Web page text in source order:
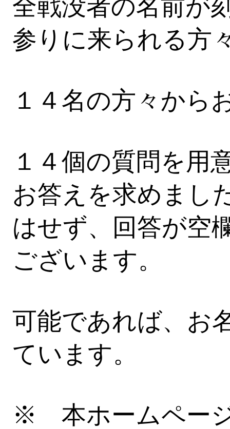
全戦没者の名前が
参りに来られる方
１４名の方々から
１４個の質問を用
お答えを求めまし
はせず、回答が空
ございます。
可能であれば、お
ています。
※ 本ホームペー